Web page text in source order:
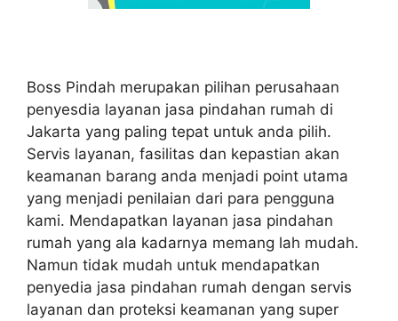
Boss Pindah merupakan pilihan perusahaan
penyesdia layanan jasa pindahan rumah di
Jakarta yang paling tepat untuk anda pilih.
Servis layanan, fasilitas dan kepastian akan
keamanan barang anda menjadi point utama
yang menjadi penilaian dari para pengguna
kami. Mendapatkan layanan jasa pindahan
rumah yang ala kadarnya memang lah mudah.
Namun tidak mudah untuk mendapatkan
penyedia jasa pindahan rumah dengan servis
layanan dan proteksi keamanan yang super